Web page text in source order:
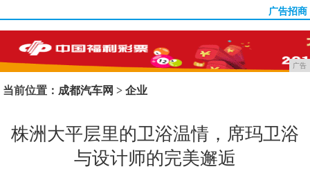
广告招商
广告
当前位置： 成都汽车网 >企业
株洲大平层里的卫浴温情，席玛卫浴
与设计师的完美邂逅